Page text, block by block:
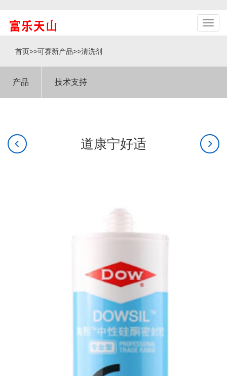
首页>>可赛新产品>>清洗剂
产品 技术支持
道康宁好适